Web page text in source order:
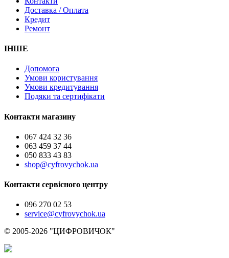
Доставка / Оплата
Кредит
Ремонт
ІНШЕ
Допомога
Умови користування
Умови кредитування
Подяки та сертифікати
Контакти магазину
067 424 32 36
063 459 37 44
050 833 43 83
shop@cyfrovychok.ua
Контакти сервісного центру
096 270 02 53
service@cyfrovychok.ua
© 2005-2026 "ЦИФРОВИЧОК"